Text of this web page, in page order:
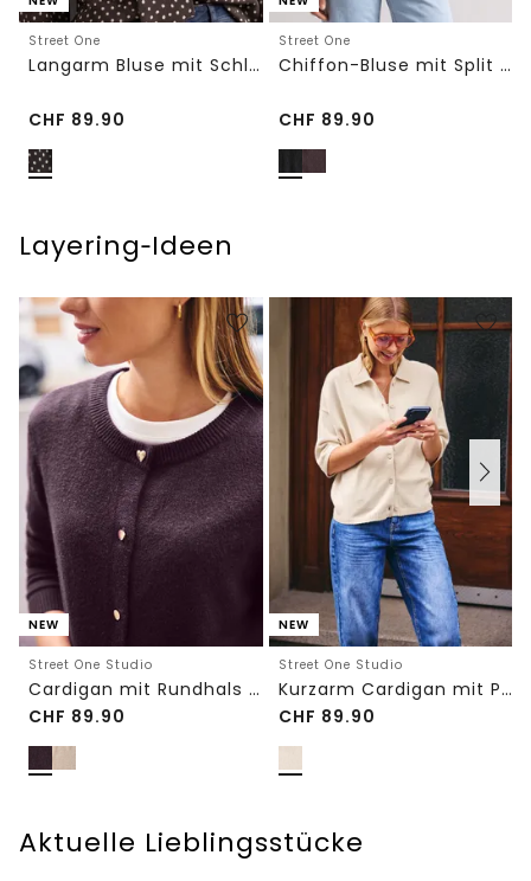
Street One
Langarm Bluse mit Schleifendetail
CHF 89.90
Street One
Chiffon-Bluse mit Split Neck und Bändern
CHF 89.90
Layering‑Ideen
NEW
Street One Studio
Cardigan mit Rundhals und Knöpfen
CHF 89.90
NEW
Street One Studio
Kurzarm Cardigan mit Polokragen
CHF 89.90
Aktuelle Lieblingsstücke